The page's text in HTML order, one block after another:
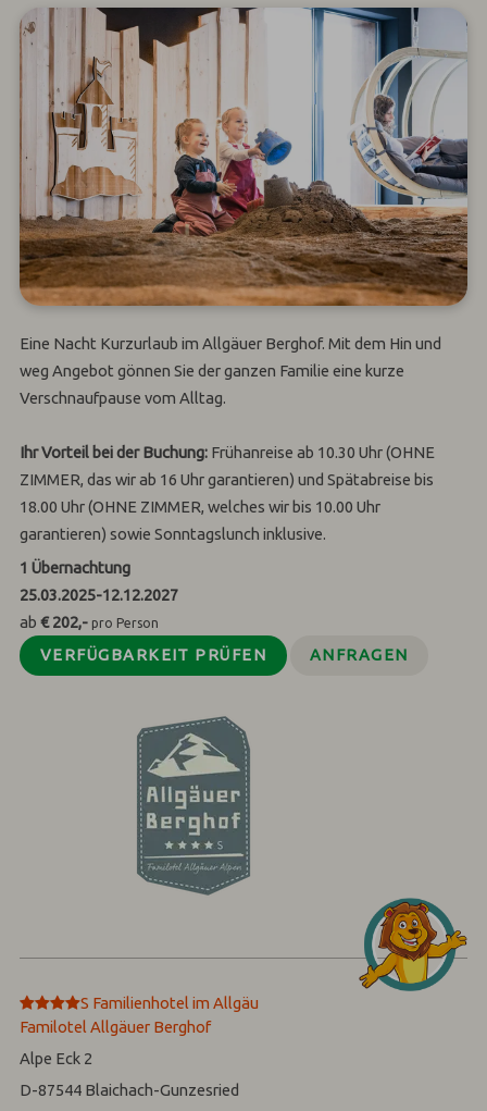
Eine Nacht Kurzurlaub im Allgäuer Berghof. Mit dem Hin und
weg Angebot gönnen Sie der ganzen Familie eine kurze
Verschnaufpause vom Alltag.
Ihr Vorteil bei der Buchung: Frühanreise ab 10.30 Uhr (OHNE
ZIMMER, das wir ab 16 Uhr garantieren) und Spätabreise bis
18.00 Uhr (OHNE ZIMMER, welches wir bis 10.00 Uhr
garantieren) sowie Sonntagslunch inklusive.
1 Übernachtung
25.03.2025-12.12.2027
ab€ 202,- pro Person
VERFÜGBARKEIT PRÜFEN ANFRAGEN
****
S Familienhotel im Allgäu
Familotel Allgäuer Berghof
Alpe Eck 2
D-87544 Blaichach-Gunzesried